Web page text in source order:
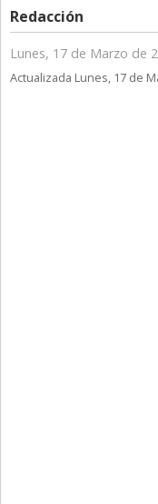
Redacción
Lunes, 17 de Marzo de
Actualizada Lunes, 17 de